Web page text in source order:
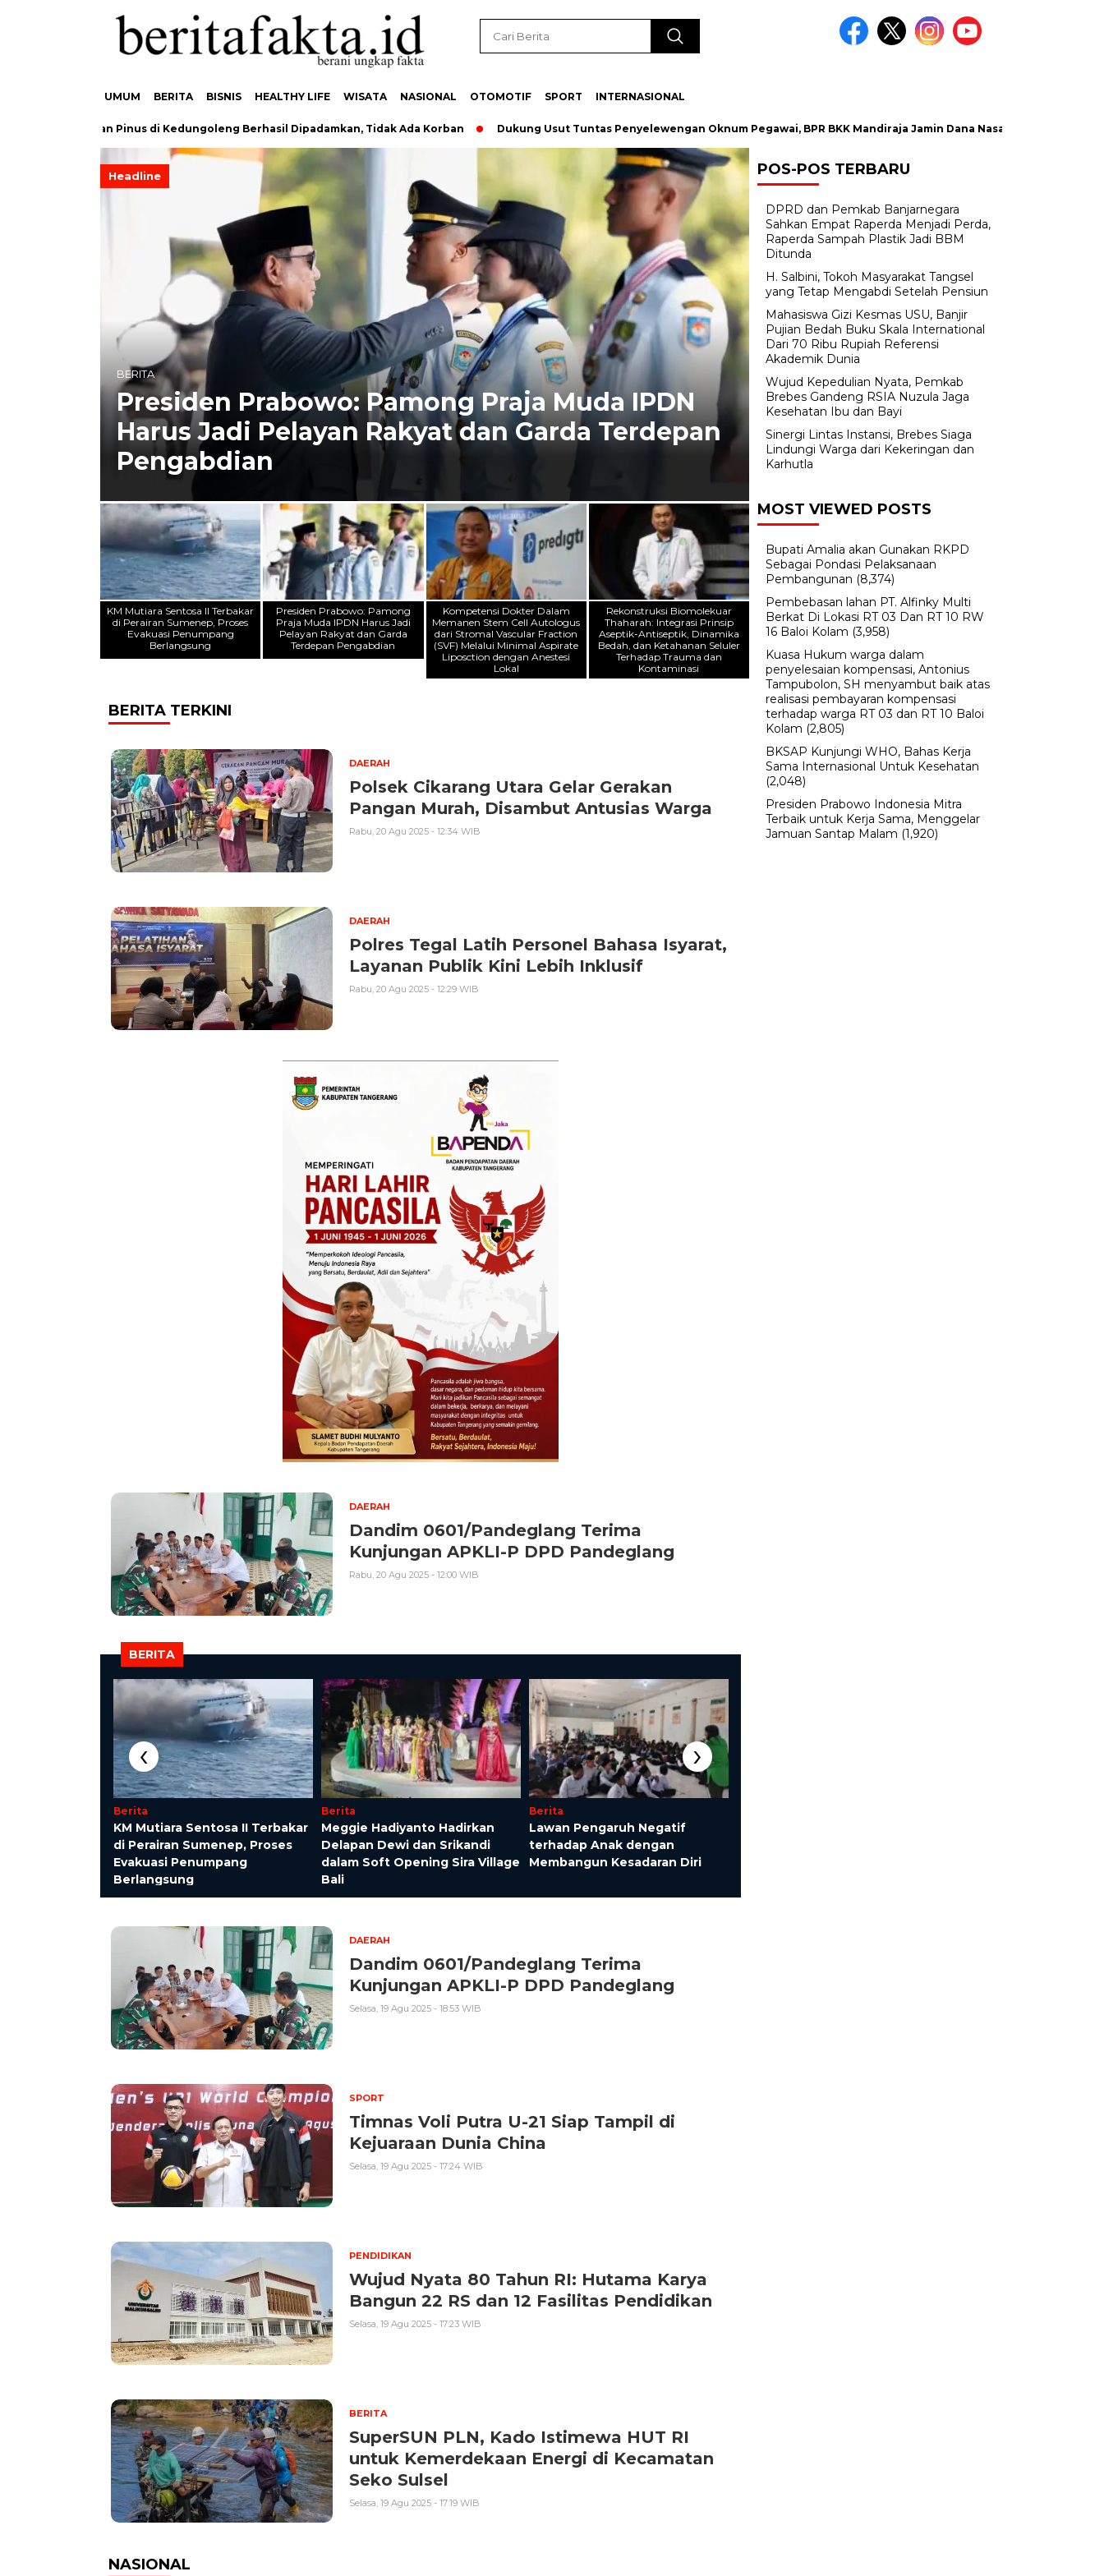
UMUM BERITA BISNIS HEALTHY LIFE WISATA NASIONAL OTOMOTIF SPORT INTERNASIONAL
Hutan Pinus di Kedungoleng Berhasil Dipadamkan, Tidak Ada Korban Dukung Usut Tuntas Penyelewengan Oknum Pegawai, BPR BKK Mandiraja Jamin Dana Nasabah Aman
Headline
BERITA
Presiden Prabowo: Pamong Praja Muda IPDN
Harus Jadi Pelayan Rakyat dan Garda Terdepan
Pengabdian
Headline
HEALTHY LIFE
Kompetensi Dokter
Autologus dari Stromal
Melalui Minimal Aspirate
Anestesi Lokal
KM Mutiara Sentosa II Terbakar
di Perairan Sumenep, Proses
Evakuasi Penumpang
Berlangsung
Presiden Prabowo: Pamong
Praja Muda IPDN Harus Jadi
Pelayan Rakyat dan Garda
Terdepan Pengabdian
Kompetensi Dokter Dalam
Memanen Stem Cell Autologus
dari Stromal Vascular Fraction
(SVF) Melalui Minimal Aspirate
Liposction dengan Anestesi
Lokal
Rekonstruksi Biomolekuar
Thaharah: Integrasi Prinsip
Aseptik-Antiseptik, Dinamika
Bedah, dan Ketahanan Seluler
Terhadap Trauma dan
Kontaminasi
BERITA TERKINI
DAERAH
Polsek Cikarang Utara Gelar Gerakan
Pangan Murah, Disambut Antusias Warga
Rabu, 20 Agu 2025 - 12:34 WIB
DAERAH
Polres Tegal Latih Personel Bahasa Isyarat,
Layanan Publik Kini Lebih Inklusif
Rabu, 20 Agu 2025 - 12:29 WIB
DAERAH
Dandim 0601/Pandeglang Terima
Kunjungan APKLI-P DPD Pandeglang
Rabu, 20 Agu 2025 - 12:00 WIB
BERITA
Berita
KM Mutiara Sentosa II Terbakar
di Perairan Sumenep, Proses
Evakuasi Penumpang
Berlangsung
Berita
Meggie Hadiyanto Hadirkan
Delapan Dewi dan Srikandi
dalam Soft Opening Sira Village
Bali
Berita
Lawan Pengaruh Negatif
terhadap Anak dengan
Membangun Kesadaran Diri
‹ ›
DAERAH
Dandim 0601/Pandeglang Terima
Kunjungan APKLI-P DPD Pandeglang
Selasa, 19 Agu 2025 - 18:53 WIB
SPORT
Timnas Voli Putra U-21 Siap Tampil di
Kejuaraan Dunia China
Selasa, 19 Agu 2025 - 17:24 WIB
PENDIDIKAN
Wujud Nyata 80 Tahun RI: Hutama Karya
Bangun 22 RS dan 12 Fasilitas Pendidikan
Selasa, 19 Agu 2025 - 17:23 WIB
BERITA
SuperSUN PLN, Kado Istimewa HUT RI
untuk Kemerdekaan Energi di Kecamatan
Seko Sulsel
Selasa, 19 Agu 2025 - 17:19 WIB
NASIONAL
POS-POS TERBARU
DPRD dan Pemkab Banjarnegara
Sahkan Empat Raperda Menjadi Perda,
Raperda Sampah Plastik Jadi BBM
Ditunda
H. Salbini, Tokoh Masyarakat Tangsel
yang Tetap Mengabdi Setelah Pensiun
Mahasiswa Gizi Kesmas USU, Banjir
Pujian Bedah Buku Skala International
Dari 70 Ribu Rupiah Referensi
Akademik Dunia
Wujud Kepedulian Nyata, Pemkab
Brebes Gandeng RSIA Nuzula Jaga
Kesehatan Ibu dan Bayi
Sinergi Lintas Instansi, Brebes Siaga
Lindungi Warga dari Kekeringan dan
Karhutla
MOST VIEWED POSTS
Bupati Amalia akan Gunakan RKPD
Sebagai Pondasi Pelaksanaan
Pembangunan (8,374)
Pembebasan lahan PT. Alfinky Multi
Berkat Di Lokasi RT 03 Dan RT 10 RW
16 Baloi Kolam (3,958)
Kuasa Hukum warga dalam
penyelesaian kompensasi, Antonius
Tampubolon, SH menyambut baik atas
realisasi pembayaran kompensasi
terhadap warga RT 03 dan RT 10 Baloi
Kolam (2,805)
BKSAP Kunjungi WHO, Bahas Kerja
Sama Internasional Untuk Kesehatan
(2,048)
Presiden Prabowo Indonesia Mitra
Terbaik untuk Kerja Sama, Menggelar
Jamuan Santap Malam (1,920)